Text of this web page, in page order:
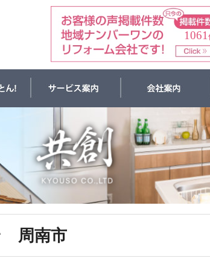
1061
周南市